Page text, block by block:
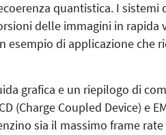
quantistica. I
delle immagini in rapida
esempio di applicazione che
grafica e un riepilogo di
(Charge Coupled Device) e
sia il massimo frame